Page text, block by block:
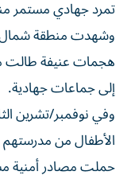
تمرد جهادي مستمر منذ 17
وشهدت منطقة شمال
هجمات عنيفة طالت
إلى جماعات جهادية.
وفي نوفمبر/تشرين
الأطفال من مدرستهم
حملت مصادر أمنية